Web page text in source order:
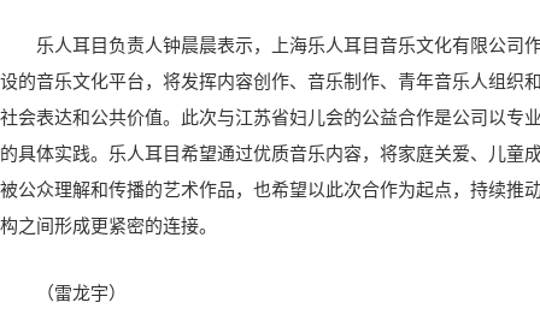
乐人耳目负责人钟晨晨表示，上海乐人耳目音乐文化有限公司
设的音乐文化平台，将发挥内容创作、音乐制作、青年音乐人组织
社会表达和公共价值。此次与江苏省妇儿会的公益合作是公司以专
的具体实践。乐人耳目希望通过优质音乐内容，将家庭关爱、儿童
被公众理解和传播的艺术作品，也希望以此次合作为起点，持续推
构之间形成更紧密的连接。
（雷龙宇）